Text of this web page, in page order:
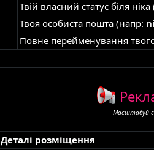
Твій власний статус біля
Твоя особиста пошта (напр:
Повне перейменування
Масштабуй
Деталі розміщення